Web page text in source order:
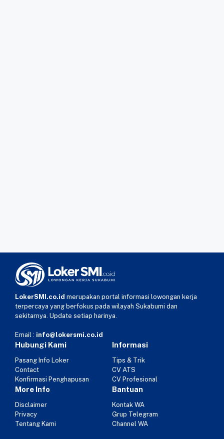
LokerSMI.co.id merupakan portal informasi lowongan kerja
terpercaya yang berfokus pada wilayah Sukabumi dan
sekitarnya. Update setiap harinya.
Email : info@lokersmi.co.id
Hubungi Kami
Pasang Info Loker
Contact
Konfirmasi Penghapusan
Informasi
Tips & Trik
CV ATS
CV Profesional
More Info
Disclaimer
Privacy
Tentang Kami
Bantuan
Kontak WA
Grup Telegram
Channel WA